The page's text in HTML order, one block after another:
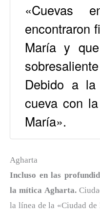
«Cuevas
encontraron
María y
Debido a
cueva con
María».
Agharta
Incluso en las
la mítica Agharta.
la línea de la «Ciudad